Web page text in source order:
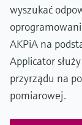
Type K:
-270 °C ...1.150 °C
(-454 °F ...2.102
Type N:
-270 °C ... 1.150 °C
(-454 °F ...2.102
Maks. długość
up to 96" (2438
others on request
wyszukać
AKPiA na
Applicator
przyrządu na
pomiarowej.